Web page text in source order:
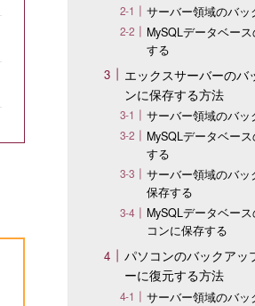
サーバー領域のバ
MySQLデータベー
する
エックスサーバーのバ
ンに保存する方法
サーバー領域のバ
MySQLデータベー
する
サーバー領域のバ
保存する
MySQLデータベー
コンに保存する
パソコンのバックアッ
ーに復元する方法
サーバー領域のバ